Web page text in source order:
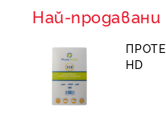
Най-продавани
HD